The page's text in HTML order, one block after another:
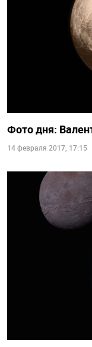
Фото дня:
14 февраля 2017, 17:15